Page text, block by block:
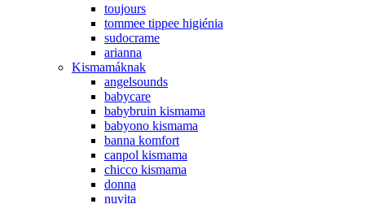
toujours
tommee tippee higiénia
sudocrame
arianna
Kismamáknak
angelsounds
babycare
babybruin kismama
babyono kismama
banna komfort
canpol kismama
chicco kismama
donna
nuvita